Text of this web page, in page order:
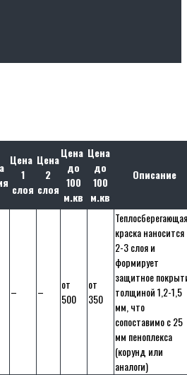
Цена
1
слоя
Цена
2
слоя
Цена
до
100
м.кв
Цена
до
100
м.кв
Описание
– –
от
500
от
350
Теплосберегающая
краска наносится
2-3 слоя и
формирует
защитное
толщиной 1,2-1,5
мм, что
сопоставимо с 25
мм пеноплекса
(корунд или
аналоги)